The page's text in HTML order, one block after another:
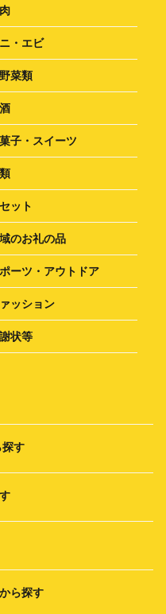
・エビ
菜類
子・スイーツ
ット
のお礼の品
ーツ・アウトドア
ッション
状等
探す
ら探す